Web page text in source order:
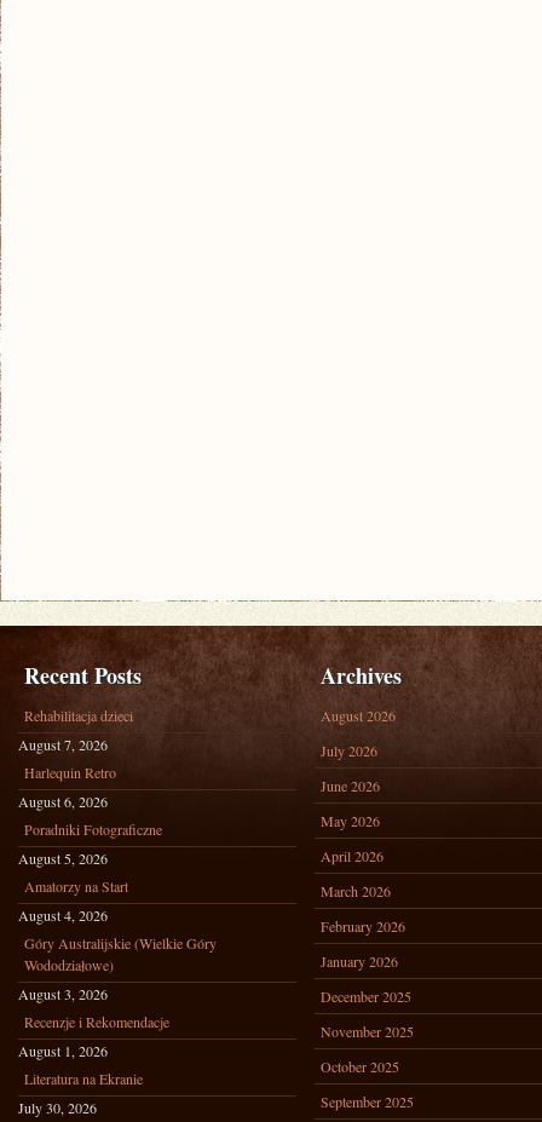
Recent Posts
Rehabilitacja dzieci
August 7, 2026
Harlequin Retro
August 6, 2026
Poradniki Fotograficzne
August 5, 2026
Amatorzy na Start
August 4, 2026
Góry Australijskie (Wielkie Góry
Wododziałowe)
August 3, 2026
Recenzje i Rekomendacje
August 1, 2026
Literatura na Ekranie
July 30, 2026
Archives
August 2026
July 2026
June 2026
May 2026
April 2026
March 2026
February 2026
January 2026
December 2025
November 2025
October 2025
September 2025